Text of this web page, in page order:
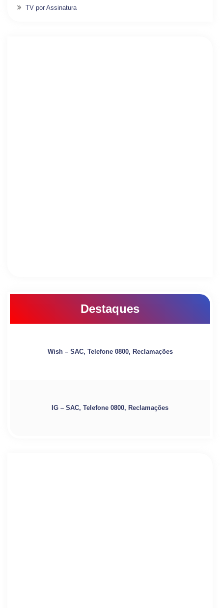
TV por Assinatura
Destaques
Wish – SAC, Telefone 0800, Reclamações
IG – SAC, Telefone 0800, Reclamações